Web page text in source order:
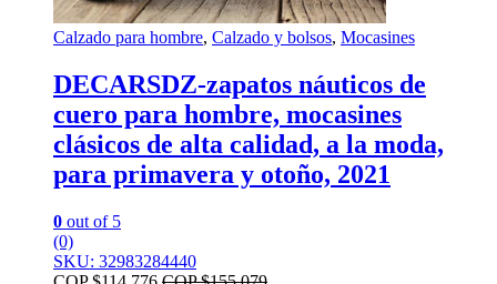
Calzado para hombre, Calzado y bolsos, Mocasines
DECARSDZ-zapatos náuticos de
cuero para hombre, mocasines
clásicos de alta calidad, a la moda,
para primavera y otoño, 2021
0 out of 5
(0)
SKU: 32983284440